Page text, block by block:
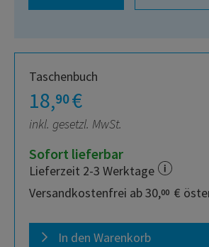
Taschenbuch
18,90€
inkl. gesetzl. MwSt.
Sofort lieferbar
Lieferzeit 2-3 Werktage
Versandkostenfrei ab 30,00 €
In den Warenkorb